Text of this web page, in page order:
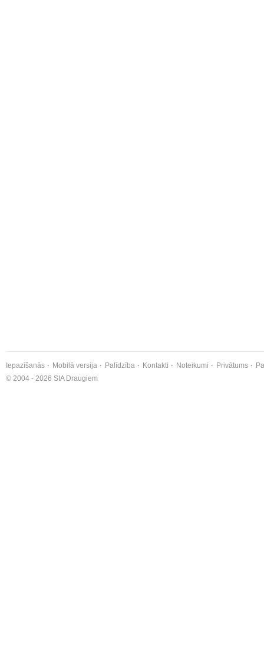
Iepazīšanās Mobilā versija Palīdzība Kontakti Noteikumi Privātums
© 2004 - 2026 SIA Draugiem